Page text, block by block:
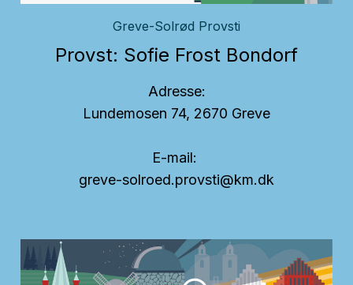
Greve-Solrød Provsti
Provst: Sofie Frost Bondorf
Adresse:
Lundemosen 74, 2670 Greve
E-mail:
greve-solroed.provsti@km.dk